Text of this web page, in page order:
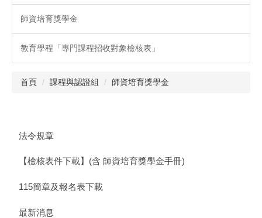
師資培育獎學金
教育學程「專門課程招收對象檢核表」
首頁 課程與認證組 師資培育獎學金
法令規章
【檢核表件下載】(含 師資培育獎學金手冊)
115簡章及報名表下載
最新消息